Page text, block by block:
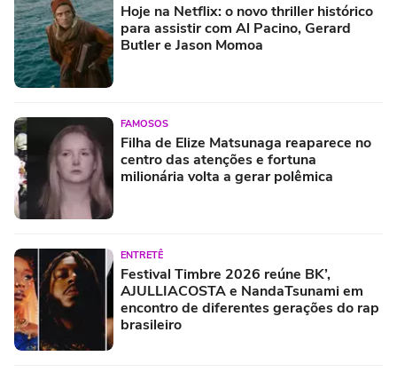
Hoje na Netflix: o novo thriller histórico
para assistir com Al Pacino, Gerard
Butler e Jason Momoa
FAMOSOS
Filha de Elize Matsunaga reaparece no
centro das atenções e fortuna
milionária volta a gerar polêmica
ENTRETÊ
Festival Timbre 2026 reúne BK’,
AJULLIACOSTA e NandaTsunami em
encontro de diferentes gerações do rap
brasileiro